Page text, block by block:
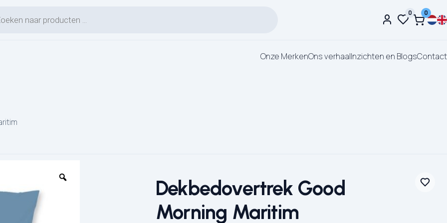
0 0
Onze MerkenOns verhaalInzichten en BlogsContact
Dekbedovertrek Good
Morning Maritim